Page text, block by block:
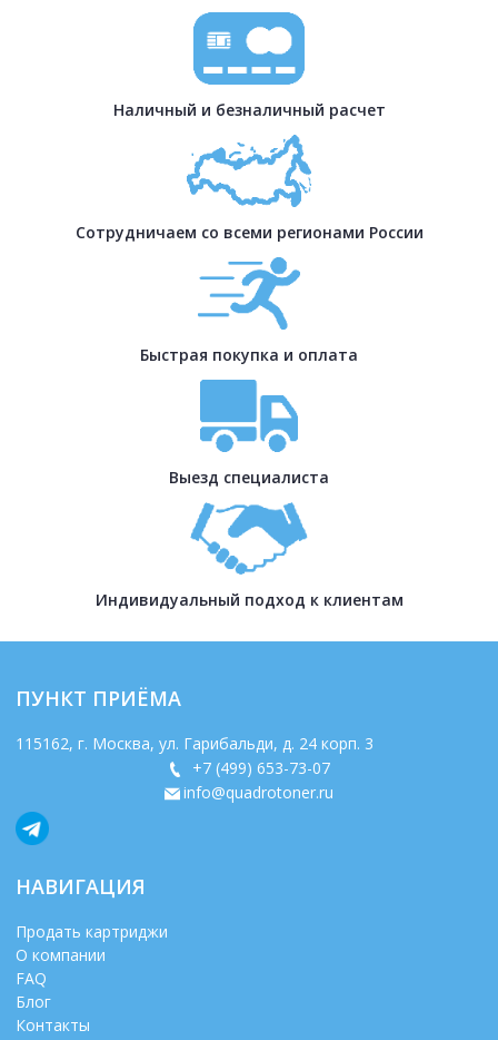
Наличный и безналичный расчет
Сотрудничаем со всеми регионами России
Быстрая покупка и оплата
Выезд специалиста
Индивидуальный подход к клиентам
ПУНКТ ПРИЁМА
115162, г. Москва, ул. Гарибальди, д. 24 корп. 3
+7 (499) 653-73-07
info@quadrotoner.ru
НАВИГАЦИЯ
Продать картриджи
О компании
FAQ
Блог
Контакты